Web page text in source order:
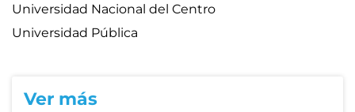
Universidad Nacional del Centro
Universidad Pública
Ver más